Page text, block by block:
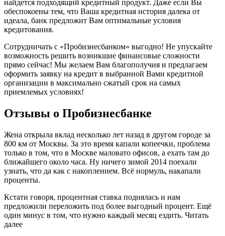
найдется подходящий кредитный продукт. Даже если Вы
обеспокоены тем, что Ваша кредитная история далека от
идеала, банк предложит Вам оптимальные условия
кредитования.
Сотрудничать с «Пробизнесбанком» выгодно! Не упускайте
возможность решить возникшие финансовые сложности
прямо сейчас! Мы желаем Вам благополучия и предлагаем
оформить заявку на кредит в выбранной Вами кредитной
организации в максимально сжатый срок на самых
приемлемых условиях!
Отзывы о Пробизнесбанке
Жена открыла вклад несколько лет назад в другом городе за
800 км от Москвы. За это время капали копеечки, проблема
только в том, что в Москве маловато офисов, а ехать там до
ближайшего около часа. Ну ничего зимой 2014 поехали
узнать, что да как с накоплением. Всё нормуль, накапали
проценты.
Кстати говоря, процентная ставка поднялась и нам
предложили переложить под более выгодный процент. Ещё
один минус в том, что нужно каждый месяц ездить. Читать
далее